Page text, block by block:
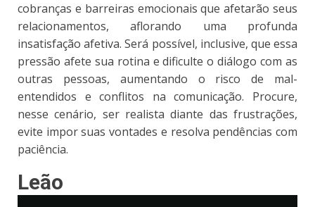
cobranças e barreiras emocionais que afetarão seus
relacionamentos, aflorando uma profunda
insatisfação afetiva. Será possível, inclusive, que essa
pressão afete sua rotina e dificulte o diálogo com as
outras pessoas, aumentando o risco de mal-
entendidos e conflitos na comunicação. Procure,
nesse cenário, ser realista diante das frustrações,
evite impor suas vontades e resolva pendências com
paciência.
Leão